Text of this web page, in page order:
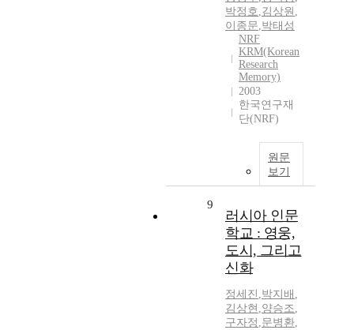
박정호,김상원 ,
이종문,박태성
NRF
KRM(Korean
Research
Memory)
2003
한국연구재
단(NRF)
원문
보기
9
러시아 인문
학교 : 영웅,
도시, 그리고
신화
정세진 ,박지배 ,
김상현 ,양승조,
구자정 ,문병환,